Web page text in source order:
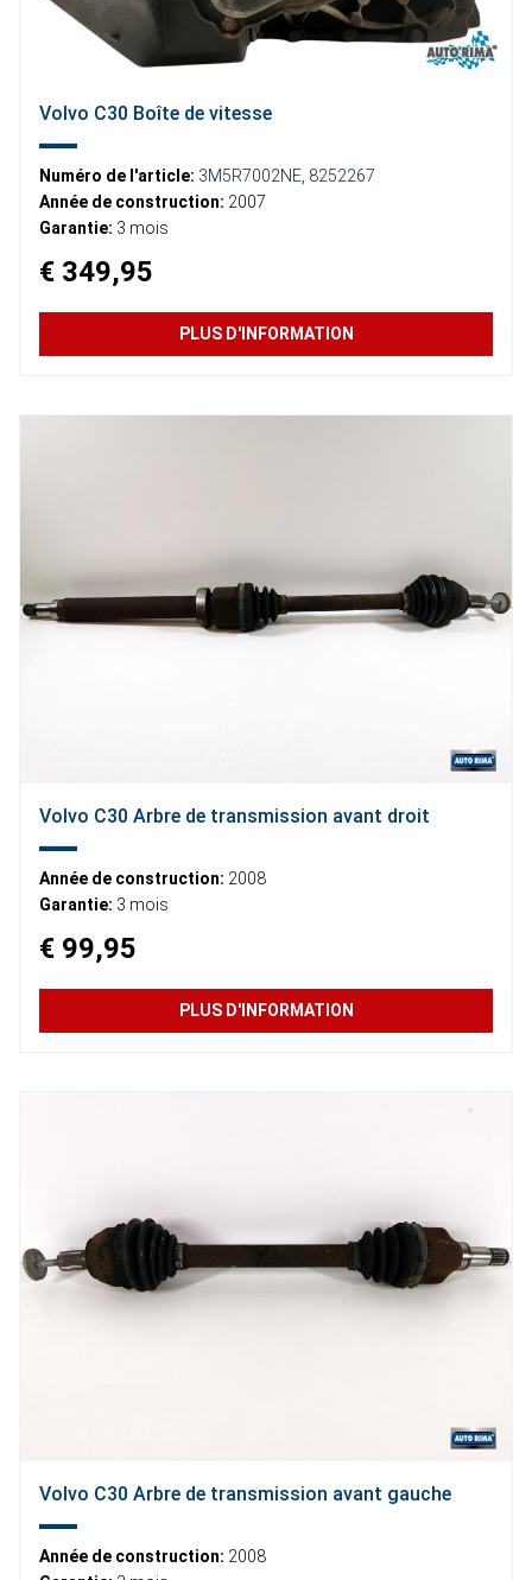
Volvo C30 Boîte de vitesse
Numéro de l'article: 3M5R7002NE 8252267
Année de construction: 2007
Garantie: 3 mois
€ 349,95
PLUS D'INFORMATION
Volvo C30 Arbre de transmission avant droit
Année de construction: 2008
Garantie: 3 mois
€ 99,95
PLUS D'INFORMATION
Volvo C30 Arbre de transmission avant gauche
Année de construction: 2008